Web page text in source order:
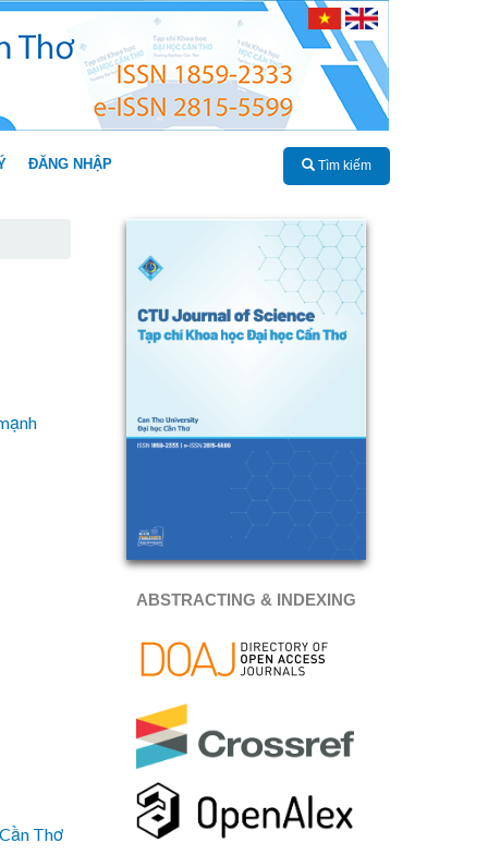
ĐĂNG NHẬP Tìm kiếm
ABSTRACTING & INDEXING
Thơ